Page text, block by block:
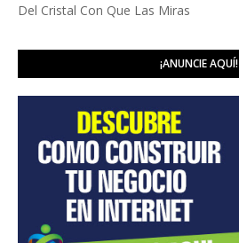
Del Cristal Con Que Las Miras
¡ANUNCIE AQUÍ!